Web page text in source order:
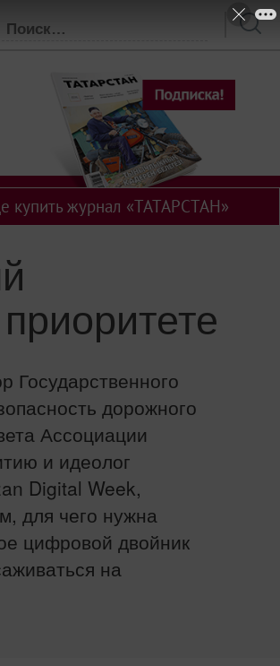
купить журнал «ТАТАРСТАН»
Государственного
дорожного
Ассоциации
и идеолог
Digital Week,
для чего нужна
цифровой двойник
на